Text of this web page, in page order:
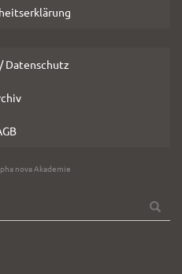
Datenschutz
nova Akademie
OK